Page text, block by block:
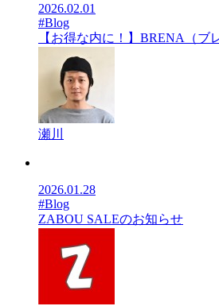
2026.02.01
#Blog
【お得な内に！】BRENA（ブ
瀬川
2026.01.28
#Blog
ZABOU SALEのお知らせ